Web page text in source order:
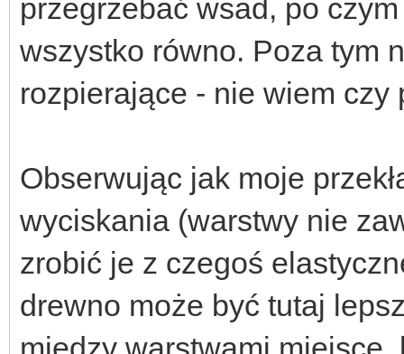
przegrzebać wsad, po
wszystko równo. Poza tym
rozpierające - nie wiem
Obserwując jak moje
wyciskania (warstwy nie
zrobić je z czegoś
drewno może być tutaj